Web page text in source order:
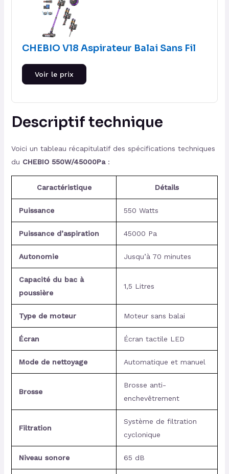
CHEBIO V18 Aspirateur Balai Sans Fil
Voir le prix
Descriptif technique
Voici un tableau récapitulatif des spécifications techniques
du CHEBIO 550W/45000Pa:
Caractéristique Détails
Puissance 550 Watts
Puissance d’aspiration 45000 Pa
Autonomie Jusqu’à 70 minutes
Capacité du bac à
poussière
1,5 Litres
Type de moteur Moteur sans balai
Écran Écran tactile LED
Mode de nettoyage Automatique et manuel
Brosse
Brosse anti-
enchevêtrement
Filtration
Système de filtration
cyclonique
Niveau sonore 65 dB